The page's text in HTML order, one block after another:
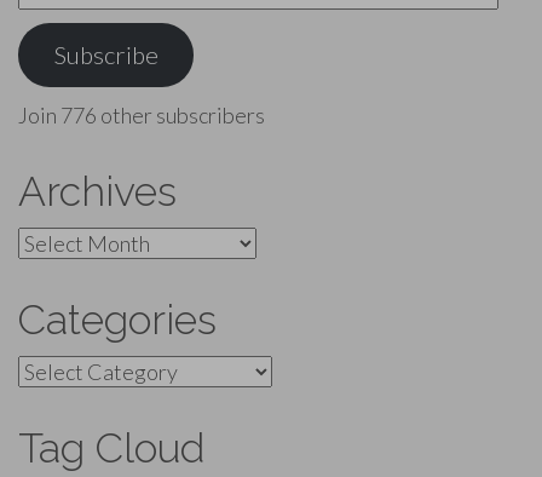
Address
Subscribe
Join 776 other subscribers
Archives
Archives
Categories
Categories
Tag Cloud